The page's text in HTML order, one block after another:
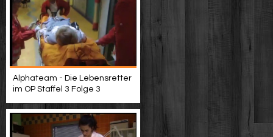
Alphateam - Die Lebensretter
im OP Staffel 3 Folge 3